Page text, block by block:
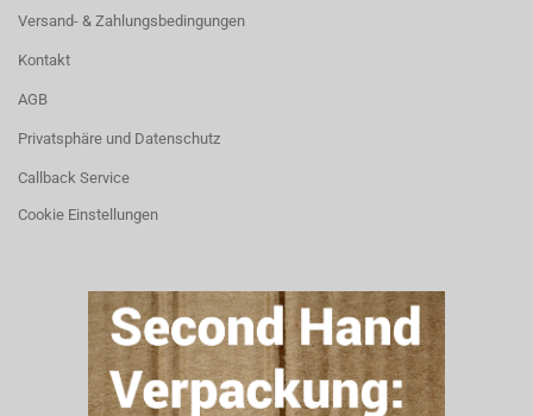
Versand- & Zahlungsbedingungen
Kontakt
AGB
Privatsphäre und Datenschutz
Callback Service
Cookie Einstellungen